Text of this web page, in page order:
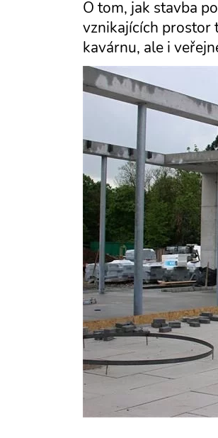
O tom, jak stavba
vznikajících prostor
kavárnu, ale i